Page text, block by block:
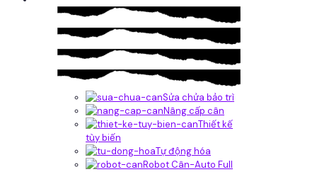
Sửa chửa bảo trì
Nâng cấp cân
Thiết kế
tùy biến
Tự động hóa
Robot Cân-Auto Full